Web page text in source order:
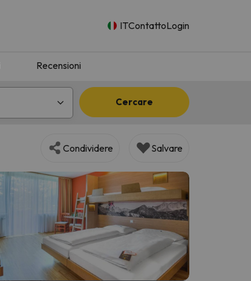
ITContattoLogin
Recensioni
Cercare
Condividere Salvare